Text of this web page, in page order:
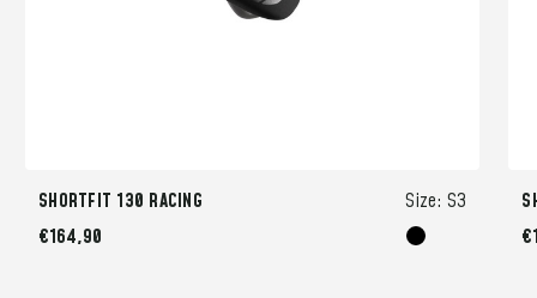
SHORTFIT 130 RACING Size: S3
€164,90